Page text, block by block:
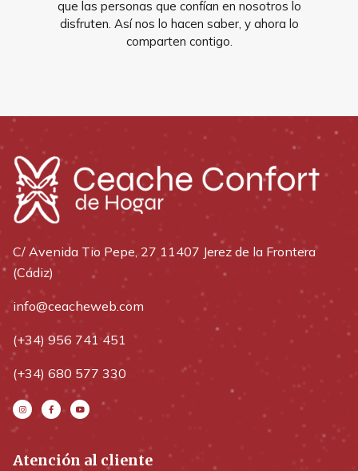
que las personas que confían en nosotros lo
disfruten. Así nos lo hacen saber, y ahora lo
comparten contigo.
C/ Avenida Tio Pepe, 27 11407 Jerez de la Frontera
(Cádiz)
info@ceacheweb.com
(+34) 956 741 451
(+34) 680 577 330
Atención al cliente